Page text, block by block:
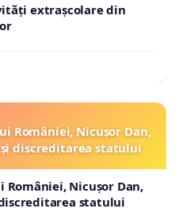
extrașcolare din
României, Nicușor Dan,
discreditarea statului
României, Nicușor Dan,
statului